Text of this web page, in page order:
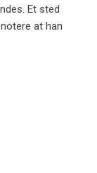
Et sted
at han